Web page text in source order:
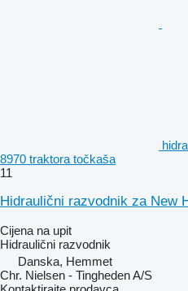
8970 traktora točkaša
11
Hidraulični razvodnik za New
Cijena na upit
Hidraulični razvodnik
Danska, Hemmet
Chr. Nielsen - Tingheden A/S